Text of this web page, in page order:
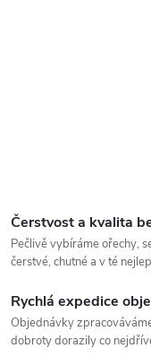
Čerstvost a kvalita
Pečlivě vybíráme ořechy,
čerstvé, chutné a v té
Rychlá expedice
Objednávky
dobroty dorazily co